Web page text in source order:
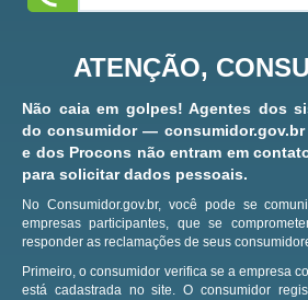
ATENÇÃO,
Não caia em golpes! Agentes dos
do consumidor —
e dos Procons não entram em
para solicitar dados pessoais.
No Consumidor.gov.br, você pode se
empresas participantes, que se
responder as reclamações de seus
Primeiro, o consumidor verifica se a empresa
está cadastrada no site.O consumidor